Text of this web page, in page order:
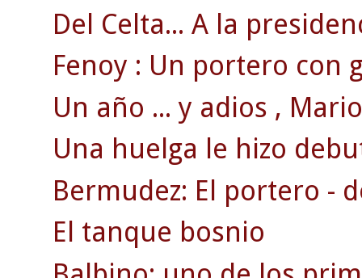
Del Celta... A la
Fenoy : Un portero con
Un año ... y adios ,
Una huelga le hizo
Bermudez: El portero -
El tanque bosnio